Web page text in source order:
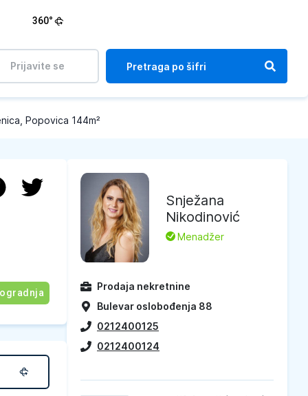
360°
Prijavite se
Popovica 144m²
Snježana
Nikodinović
L Menadžer
Prodaja nekretnine
Bulevar oslobođenja 88
0212400125
0212400124